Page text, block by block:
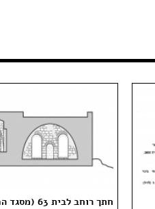
חתך רוחב לבית 63 (מסגד הכפר)